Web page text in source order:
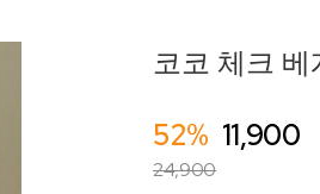
코코 체크 베
52% 11,900
24,900